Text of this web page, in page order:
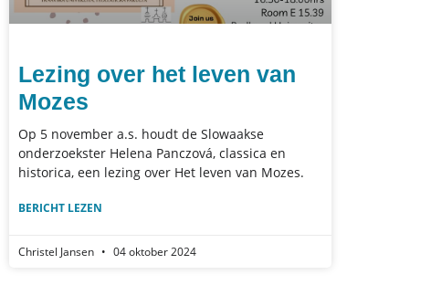
Lezing over het leven van
Mozes
Op 5 november a.s. houdt de Slowaakse
onderzoekster Helena Panczová, classica en
historica, een lezing over Het leven van Mozes.
BERICHT LEZEN
Christel Jansen 04 oktober 2024